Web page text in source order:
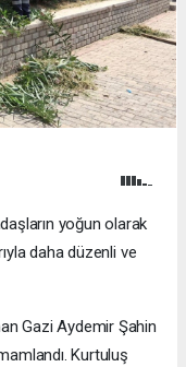
yoğun olarak
daha düzenli ve
Gazi Aydemir Şahin
Kurtuluş